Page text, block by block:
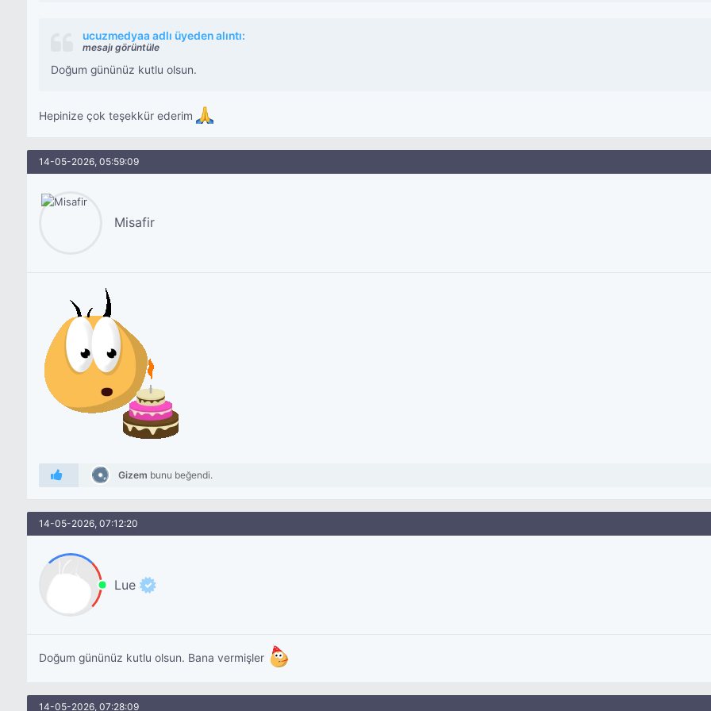
ucuzmedyaa adlı üyeden alıntı:
mesajı görüntüle
Doğum gününüz kutlu olsun.
Hepinize çok teşekkür ederim
14-05-2026, 05:59:09
Misafir
Gizem bunu beğendi.
14-05-2026, 07:12:20
Lue
Doğum gününüz kutlu olsun. Bana vermişler
14-05-2026, 07:28:09